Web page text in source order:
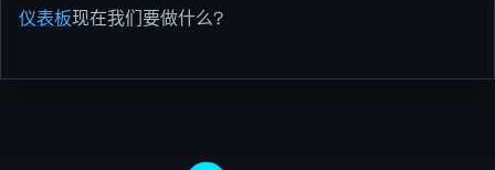
仪表板现在我们要做什么?